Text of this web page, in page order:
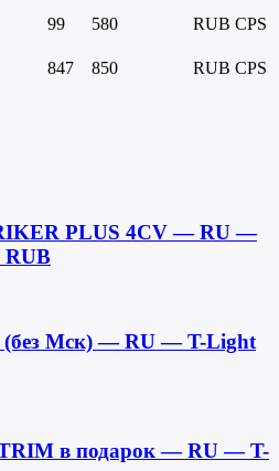
99 580 RUB CPS
847 850 RUB CPS
PLUS 4CV — RU —
(без Мск) — RU — T-Light
в подарок — RU — T-